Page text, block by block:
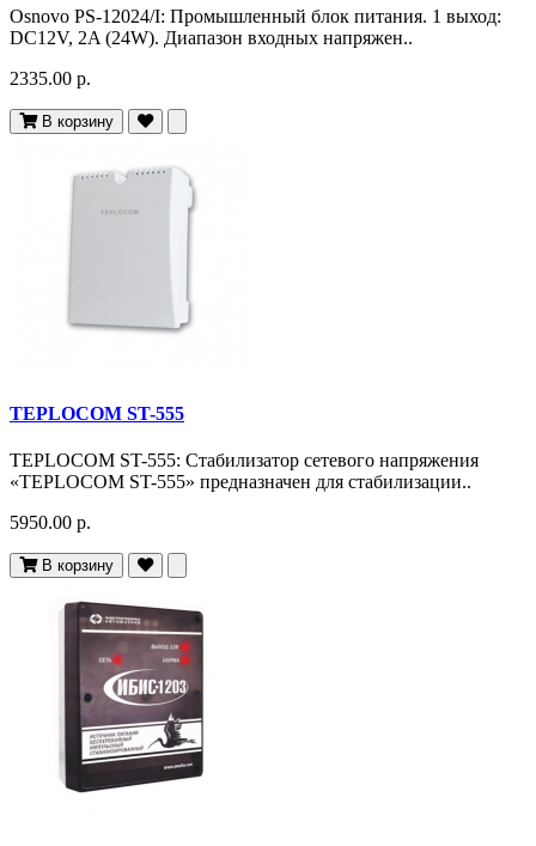
Osnovo PS-12024/I: Промышленный блок питания. 1 выход:
DC12V, 2A (24W). Диапазон входных напряжен..
2335.00 р.
В корзину
TEPLOCOM ST-555
TEPLOCOM ST-555: Стабилизатор сетевого напряжения
«TEPLOCOM ST-555» предназначен для стабилизации..
5950.00 р.
В корзину